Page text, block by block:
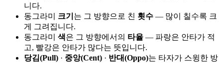
니다.
동그라미 크기 는 그 방향으로 친 횟수 — 많이 칠수록 크
게 그려집니다.
동그라미 색은 그 방향에서의 타율 — 파랑은 안타가 적
고, 빨강은 안타가 많다는 뜻입니다.
당김(Pull) · 중앙(Cent) · 반대(Oppo)는 타자가 스윙한 방